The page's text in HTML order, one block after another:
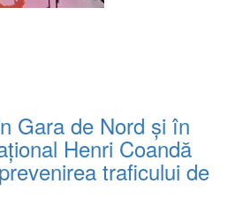
Gara de Nord și în
Henri Coandă
traficului de